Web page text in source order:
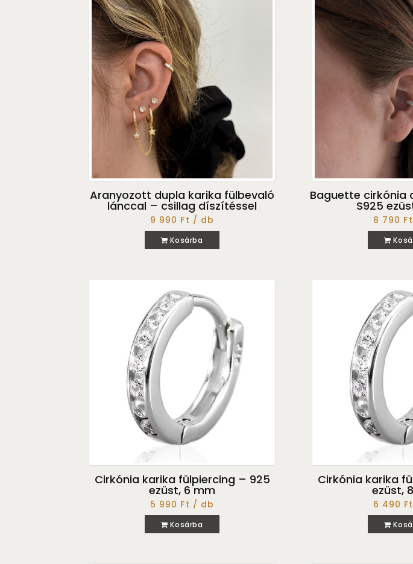
Aranyozott dupla karika fülbevaló
lánccal – csillag díszítéssel
9 990 Ft / db
Kosárba
Baguette cirkónia
S925
8 790
Cirkónia karika fülpiercing – 925
ezüst, 6 mm
5 990 Ft / db
Kosárba
Cirkónia karika
ezüst,
6 490